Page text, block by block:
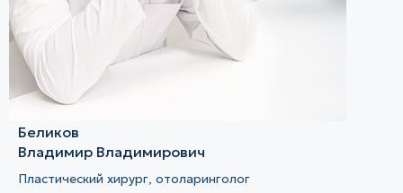
Беликов
Владимир Владимирович
Пластический хирург, отоларинголог